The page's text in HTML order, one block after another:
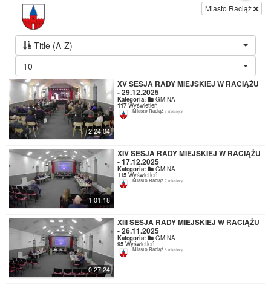
Miasto Raciąż
Title (A-Z)
10
2:24:04
XV SESJA RADY MIEJSKIEJ W RACIĄŻU
- 29.12.2025
Kategoria: GMINA
117Wyświetleń
Miasto Raciąż7 miesięcy
1:01:18
XIV SESJA RADY MIEJSKIEJ W RACIĄŻU
- 17.12.2025
Kategoria: GMINA
115 Wyświetleń
Miasto Raciąż7 miesięcy
0:27:24
XIII SESJA RADY MIEJSKIEJ W RACIĄŻU
- 26.11.2025
Kategoria: GMINA
95 Wyświetleń
Miasto Raciąż8 miesięcy